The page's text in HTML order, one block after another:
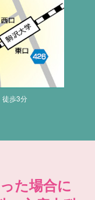
歩3分
た場合に